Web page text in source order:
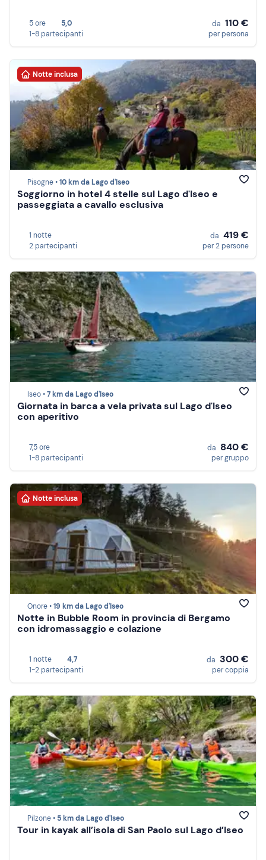
5 ore
5,0
1-8 partecipanti
da 110 €
per persona
Notte inclusa
Pisogne •10 km da Lago d'Iseo
Soggiorno in hotel 4 stelle sul Lago d'Iseo e
passeggiata a cavallo esclusiva
1 notte
2 partecipanti
da 419 €
per 2 persone
Iseo •7 km da Lago d'Iseo
Giornata in barca a vela privata sul Lago d'Iseo
con aperitivo
7,5 ore
1-8 partecipanti
da 840 €
per gruppo
Notte inclusa
Onore •19 km da Lago d'Iseo
Notte in Bubble Room in provincia di Bergamo
con idromassaggio e colazione
1 notte
4,7
1-2 partecipanti
da 300 €
per coppia
Pilzone • 5 km da Lago d'Iseo
Tour in kayak all’isola di San Paolo sul Lago d’Iseo